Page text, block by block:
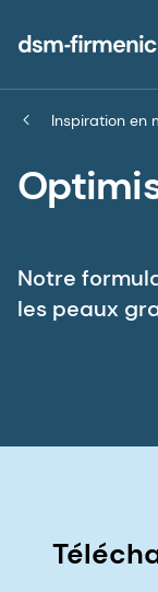
Inspiration en
Notre
les peaux